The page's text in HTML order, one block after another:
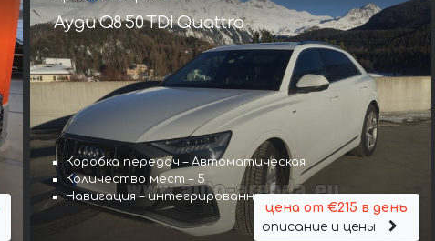
Ауди Q8 50 TDI Quattro
Коробка передач – Автоматическая
Количество мест – 5
Навигация – интегрированная
цена от €215 в день
описание и цены